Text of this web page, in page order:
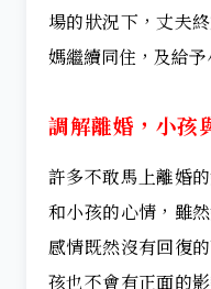
場的狀況下，丈夫
媽繼續同住，及給予
調解離婚，小孩
許多不敢馬上離婚
和小孩的心情，雖
感情既然沒有回復
孩也不會有正面的